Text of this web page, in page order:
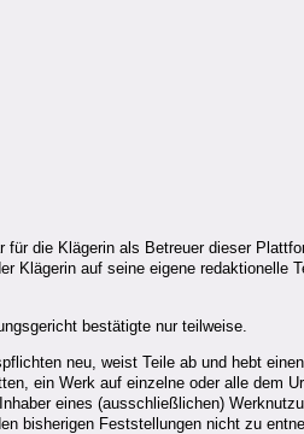
die Klägerin als Betreuer dieser
Klägerin auf seine eigene redaktionelle
bestätigte nur teilweise.
neu, weist Teile ab und hebt
ein Werk auf einzelne oder alle dem
eines (ausschließlichen)
bisherigen Feststellungen nicht zu